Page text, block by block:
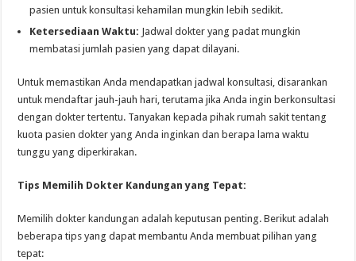
pasien untuk konsultasi kehamilan mungkin lebih sedikit.
Ketersediaan Waktu: Jadwal dokter yang padat mungkin
membatasi jumlah pasien yang dapat dilayani.
Untuk memastikan Anda mendapatkan jadwal konsultasi, disarankan
untuk mendaftar jauh-jauh hari, terutama jika Anda ingin berkonsultasi
dengan dokter tertentu. Tanyakan kepada pihak rumah sakit tentang
kuota pasien dokter yang Anda inginkan dan berapa lama waktu
tunggu yang diperkirakan.
Tips Memilih Dokter Kandungan yang Tepat:
Memilih dokter kandungan adalah keputusan penting. Berikut adalah
beberapa tips yang dapat membantu Anda membuat pilihan yang
tepat: